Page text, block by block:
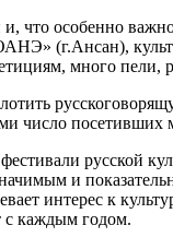
что особенно
(г.Ансан),
много
число посетивших
русской
и
интерес к
с каждым годом.